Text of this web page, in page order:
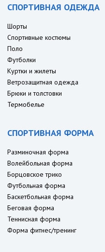
СПОРТИВНАЯ ОДЕЖДА
Шорты
Спортивные костюмы
Поло
Футболки
Куртки и жилеты
Ветрозащитная одежда
Брюки и толстовки
Термобелье
СПОРТИВНАЯ ФОРМА
Разминочная форма
Волейбольная форма
Борцовское трико
Футбольная форма
Баскетбольная форма
Беговая форма
Теннисная форма
Форма фитнес/тренинг